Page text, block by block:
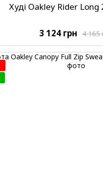
Худі Oakley Rider Long
4 165
3 124 грн